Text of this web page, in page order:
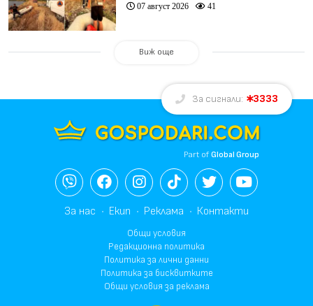
07 август 2026 41
Виж още
За сигнали: 3333
Part ofGlobal Group
За нас Екип Реклама Контакти
Общи условия
Редакционна политика
Политика за лични данни
Политика за бисквитките
Общи условия за реклама